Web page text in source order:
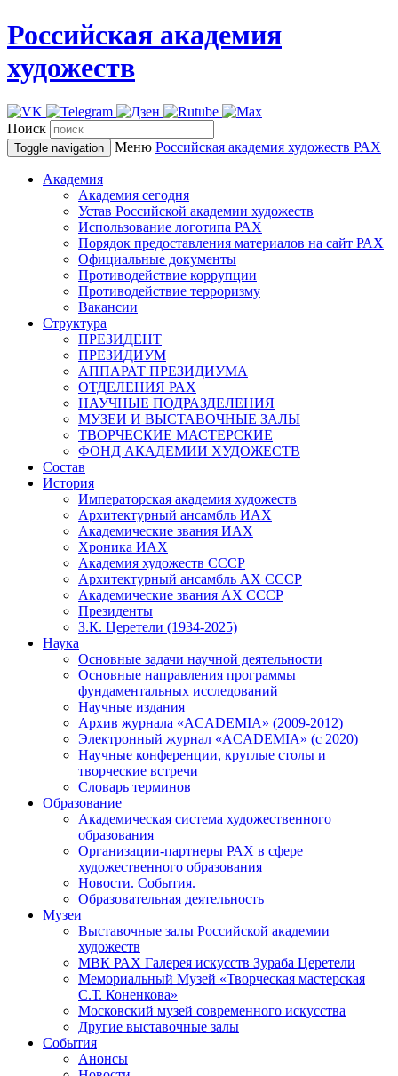
Российская академия
художеств
Поиск
Toggle navigation Меню Российская академия художеств РАХ
Академия
Академия сегодня
Устав Российской академии художеств
Использование логотипа РАХ
Порядок предоставления материалов на сайт РАХ
Официальные документы
Противодействие коррупции
Противодействие терроризму
Вакансии
Структура
ПРЕЗИДЕНТ
ПРЕЗИДИУМ
АППАРАТ ПРЕЗИДИУМА
ОТДЕЛЕНИЯ РАХ
НАУЧНЫЕ ПОДРАЗДЕЛЕНИЯ
МУЗЕИ И ВЫСТАВОЧНЫЕ ЗАЛЫ
ТВОРЧЕСКИЕ МАСТЕРСКИЕ
ФОНД АКАДЕМИИ ХУДОЖЕСТВ
Состав
История
Императорская академия художеств
Архитектурный ансамбль ИАХ
Академические звания ИАХ
Хроника ИАХ
Академия художеств СССР
Архитектурный ансамбль АХ СССР
Академические звания АХ СССР
Президенты
З.К. Церетели (1934-2025)
Наука
Основные задачи научной деятельности
Основные направления программы
фундаментальных исследований
Научные издания
Архив журнала «ACADEMIA» (2009-2012)
Электронный журнал «ACADEMIA» (с 2020)
Научные конференции, круглые столы и
творческие встречи
Словарь терминов
Образование
Академическая система художественного
образования
Организации-партнеры РАХ в сфере
художественного образования
Новости. События.
Образовательная деятельность
Музеи
Выставочные залы Российской академии
художеств
МВК РАХ Галерея искусств Зураба Церетели
Мемориальный Музей «Творческая мастерская
С.Т. Коненкова»
Московский музей современного искусства
Другие выставочные залы
События
Анонсы